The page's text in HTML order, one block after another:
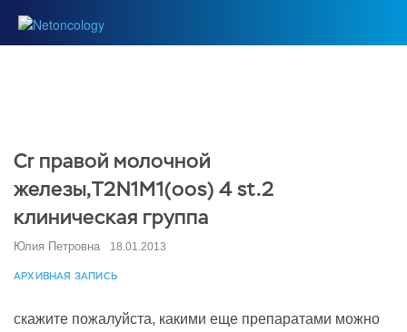
Cr правой молочной
железы,T2N1M1(oos) 4 st.2
клиническая группа
Юлия Петровна 18.01.2013
АРХИВНАЯ ЗАПИСЬ
скажите пожалуйста, какими еще препаратами можно